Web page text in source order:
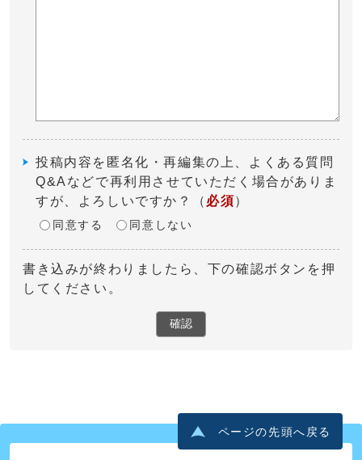
投稿内容を匿名化・再編集の上、よくある質問
Q&Aなどで再利用させていただく場合がありま
すが、よろしいですか？
（ 必須）
同意する 同意しない
書き込みが終わりましたら、下の確認ボタンを押
してください。
確認
ページの先頭へ戻る